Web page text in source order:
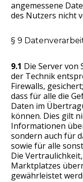
angemessene
des Nutzers nicht
§ 9
9.1 Die Server von
der Technik
Firewalls,
dass für alle die
Daten im
können. Dies gilt
Informationen
sondern auch für
sowie für alle
Die
Marktplatzes
gewährleistet